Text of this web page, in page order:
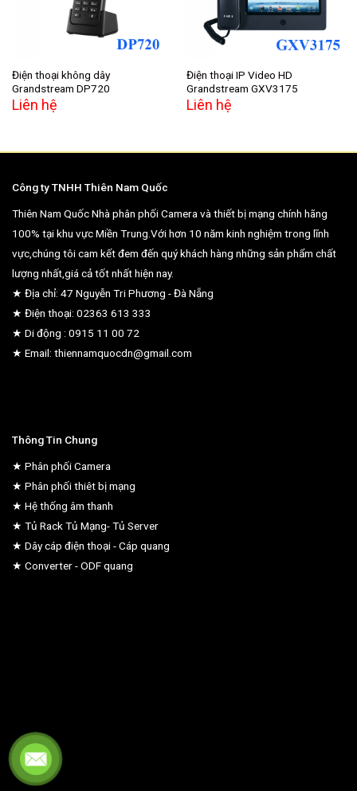
Điện thoại không dây
Grandstream DP720
Liên hệ
Điện thoại IP Video HD
Grandstream GXV3175
Liên hệ
Công ty TNHH Thiên Nam Quốc
Thiên Nam Quốc Nhà phân phối Camera và thiết bị mạng chính hãng
100% tại khu vực Miền Trung.Với hơn 10 năm kinh nghiệm trong lĩnh
vực,chúng tôi cam kết đem đến quý khách hàng những sản phẩm chất
lượng nhất,giá cả tốt nhất hiện nay.
★ Địa chỉ: 47 Nguyễn Tri Phương - Đà Nẵng
★ Điện thoại: 02363 613 333
★ Di động : 0915 11 00 72
★ Email: thiennamquocdn@gmail.com
Thông Tin Chung
★ Phân phối Camera
★ Phân phối thiêt bị mạng
★ Hệ thống âm thanh
★ Tủ Rack Tủ Mạng- Tủ Server
★ Dây cáp điện thoại - Cáp quang
★ Converter - ODF quang